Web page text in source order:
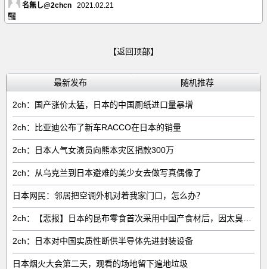
名無し@2chcn 2021.02.21
【返回顶部】
最新发布 随机推荐
2ch：国产涨价太猛，日本的中国厕纸进口量暴增
2ch：比亚迪公布了新车RACCO在日本的销量
2ch：日本人气女演员向熊本灾区捐款300万
2ch：从乌克兰到日本避难的美少女去做写真偶像了
日本网民：邻居把空调外机对着我家门口，怎么办？
2ch：日本对中国实质性断供半导体先进封装设备
日本烟火大会第二天，观看的场地留下遍地垃圾